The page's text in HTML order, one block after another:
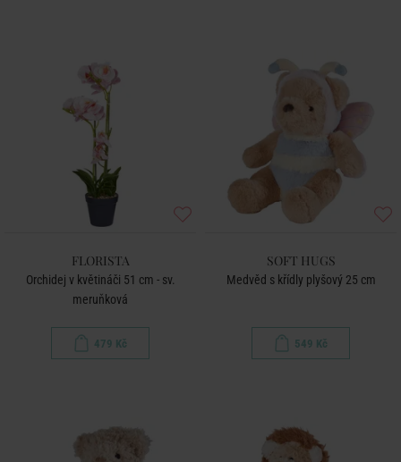
FLORISTA
Orchidej v květináči 51 cm - sv.
meruňková
479 Kč
SOFT HUGS
Medvěd s křídly plyšový 25 cm
549 Kč